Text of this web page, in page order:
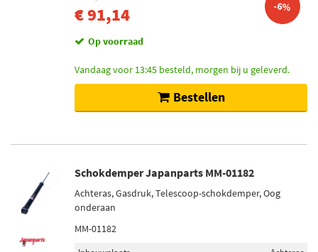
€ 91,14 -6%
Op voorraad
Vandaag voor 13:45 besteld, morgen bij u geleverd.
Bestellen
Schokdemper Japanparts MM-01182
Achteras, Gasdruk, Telescoop-schokdemper, Oog
onderaan
MM-01182